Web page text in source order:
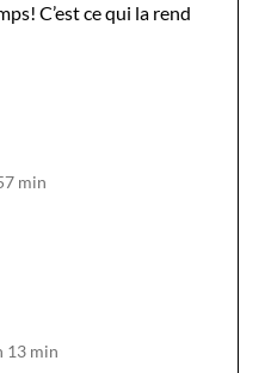
C’est ce qui la rend
min
13 min